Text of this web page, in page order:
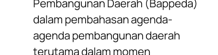
Pembangunan Daerah (Bappeda)
dalam pembahasan agenda-
agenda pembangunan daerah
terutama dalam momen